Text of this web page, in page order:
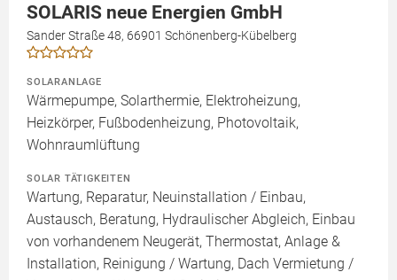
SOLARIS neue Energien GmbH
Sander Straße 48, 66901 Schönenberg-Kübelberg
SOLARANLAGE
Wärmepumpe, Solarthermie, Elektroheizung,
Heizkörper, Fußbodenheizung, Photovoltaik,
Wohnraumlüftung
SOLAR TÄTIGKEITEN
Wartung, Reparatur, Neuinstallation / Einbau,
Austausch, Beratung, Hydraulischer Abgleich, Einbau
von vorhandenem Neugerät, Thermostat, Anlage &
Installation, Reinigung / Wartung, Dach Vermietung /